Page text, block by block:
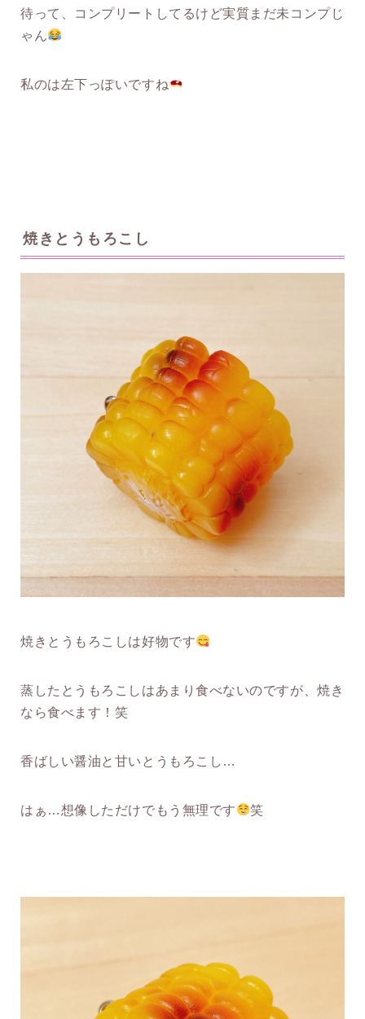
待って、コンプリートしてるけど実質まだ未コンプじ
ゃん
私のは左下っぽいですね
焼きとうもろこし
焼きとうもろこしは好物です
蒸したとうもろこしはあまり食べないのですが、焼き
なら食べます！笑
香ばしい醤油と甘いとうもろこし…
はぁ…想像しただけでもう無理です 笑